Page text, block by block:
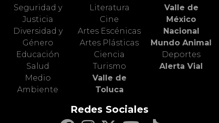
Seguridad y
Justicia
Diversidad y
Género
Educación
Salud
Medio
Ambiente
Literatura
Cine
Artes Escénicas
Artes Plásticas
Ciencia
Turismo
Valle de
Toluca
Valle de
México
Nacional
Mundo Animal
Deportes
Alerta Vial
Redes Sociales